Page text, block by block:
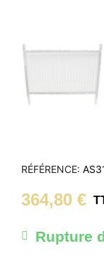
RÉFÉRENCE
364,80 €
Rupture